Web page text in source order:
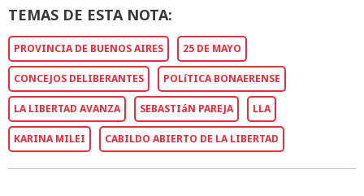
TEMAS DE ESTA NOTA:
PROVINCIA DE BUENOS AIRES 25 DE MAYO
CONCEJOS DELIBERANTES POLíTICA BONAERENSE
LA LIBERTAD AVANZA SEBASTIáN PAREJA LLA
KARINA MILEI CABILDO ABIERTO DE LA LIBERTAD